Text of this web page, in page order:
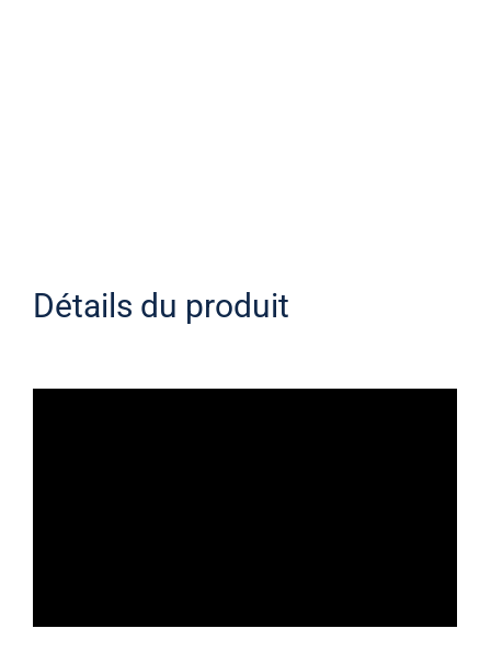
Détails du produit